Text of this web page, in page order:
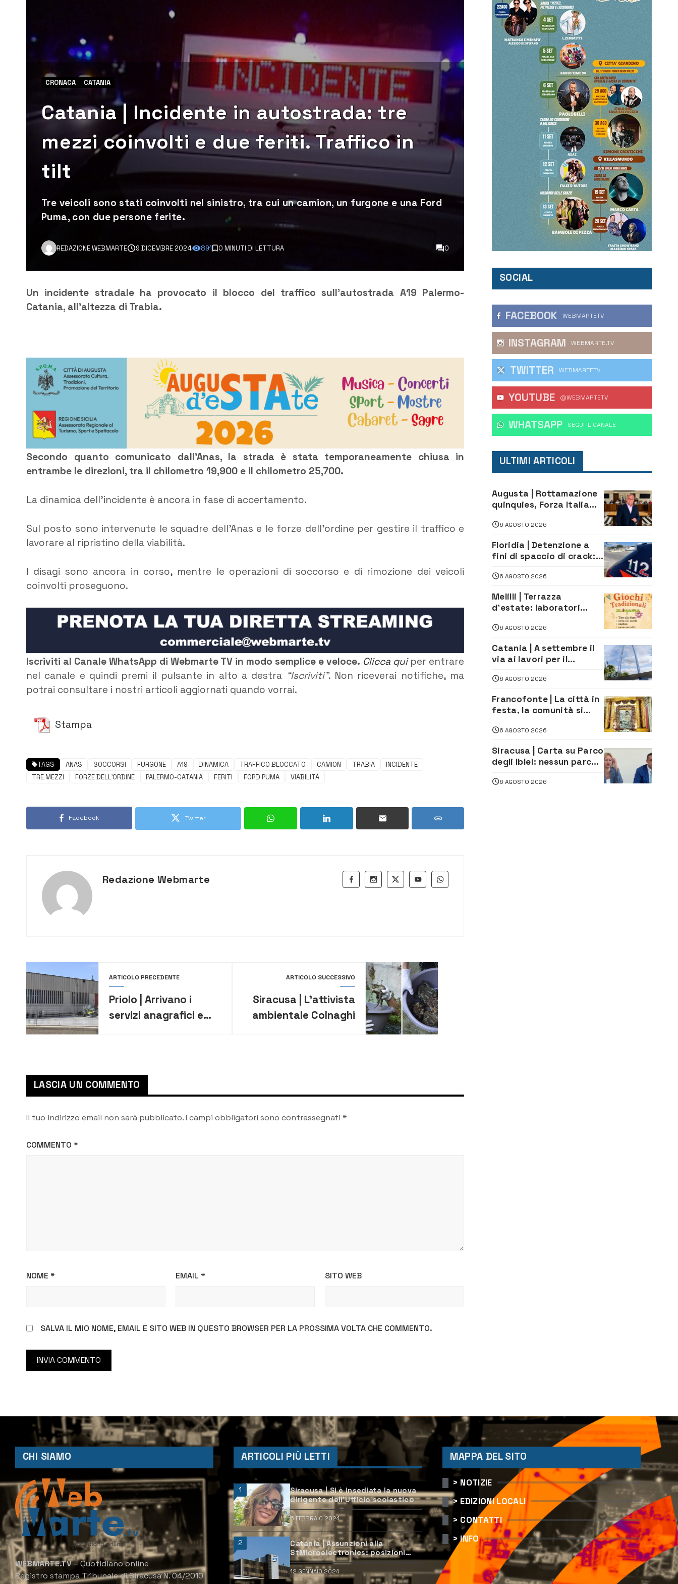
CRONACA CATANIA
Catania | Incidente in autostrada: tre
mezzi coinvolti e due feriti. Traffico in
tilt
Tre veicoli sono stati coinvolti nel sinistro, tra cui un camion, un furgone e una Ford
Puma, con due persone ferite.
REDAZIONE WEBMARTE 9 DICEMBRE 2024 891 0 MINUTI DI LETTURA 0
Un incidente stradale ha provocato il blocco del traffico sull’autostrada A19 Palermo-
Catania, all’altezza di Trabia.
Secondo quanto comunicato dall’Anas, la strada è stata temporaneamente chiusa in
entrambe le direzioni, tra il chilometro 19,900 e il chilometro 25,700.
La dinamica dell’incidente è ancora in fase di accertamento.
Sul posto sono intervenute le squadre dell’Anas e le forze dell’ordine per gestire il traffico e
lavorare al ripristino della viabilità.
I disagi sono ancora in corso, mentre le operazioni di soccorso e di rimozione dei veicoli
coinvolti proseguono.
Iscriviti al Canale WhatsApp di Webmarte TV in modo semplice e veloce. Clicca quiper entrare
nel canale e quindi premi il pulsante in alto a destra “Iscriviti”. Non riceverai notifiche, ma
potrai consultare i nostri articoli aggiornati quando vorrai.
Stampa
TAGS ANAS SOCCORSI FURGONE A19 DINAMICA TRAFFICO BLOCCATO CAMION TRABIA
INCIDENTE
TRE MEZZI
FORZE DELL'ORDINE PALERMO-CATANIA FERITI FORD PUMA VIABILITÀ
Facebook Twitter
Redazione Webmarte
ARTICOLO PRECEDENTE
Priolo | Arrivano i
servizi anagrafici e
ARTICOLO SUCCESSIVO
Siracusa | L’attivista
ambientale Colnaghi
LASCIA UN COMMENTO
Il tuo indirizzo email non sarà pubblicato.I campi obbligatori sono contrassegnati *
COMMENTO *
NOME * EMAIL * SITO WEB
SALVA IL MIO NOME, EMAIL E SITO WEB IN QUESTO BROWSER PER LA PROSSIMA VOLTA CHE COMMENTO.
SOCIAL
FACEBOOK WEBMARTETV
INSTAGRAM WEBMARTE.TV
TWITTER WEBMARTETV
YOUTUBE @WEBMARTETV
WHATSAPP ‎SEGUI IL CANALE
ULTIMI ARTICOLI
Augusta | Rottamazione
quinquies, Forza Italia
«La proposta è nostra»
6 AGOSTO 2026
Floridia | Detenzione a
fini di spaccio di crack:
6 AGOSTO 2026
Melilli | Terrazza
d’estate: laboratori
styling e giochi
tradizionali di Zuimama,
ecco come iscriversi
6 AGOSTO 2026
Catania | A settembre il
via ai lavori per il
sud del porto
6 AGOSTO 2026
Francofonte | La città in
festa, la comunità si
della Neve tra fede e
tradizione
6 AGOSTO 2026
Siracusa | Carta su Parco
degli Iblei: nessun parco
comunità e il territorio
6 AGOSTO 2026
CHI SIAMO
WEBMARTE.TV– Quotidiano online
Registro stampa Tribunale di Siracusa N. 04/2010
ARTICOLI PIÙ LETTI
1
Siracusa | Si è insediata la nuova
dirigente dell’Ufficio scolastico
6 FEBBRAIO 2024
2
Catania | Assunzioni alla
StMicroelectronics: posizioni
aperte e come candidarsi
12 GENNAIO 2024
MAPPA DEL SITO
> NOTIZIE
> EDIZIONI LOCALI
> CONTATTI
> INFO